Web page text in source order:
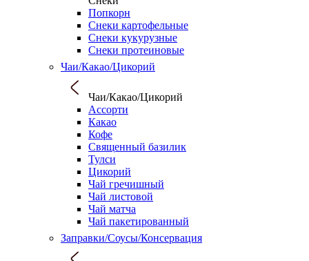
Попкорн
Снеки картофельные
Снеки кукурузные
Снеки протеиновые
Чаи/Какао/Цикорий
Чаи/Какао/Цикорий
Ассорти
Какао
Кофе
Священный базилик
Тулси
Цикорий
Чай гречишный
Чай листовой
Чай матча
Чай пакетированный
Заправки/Соусы/Консервация